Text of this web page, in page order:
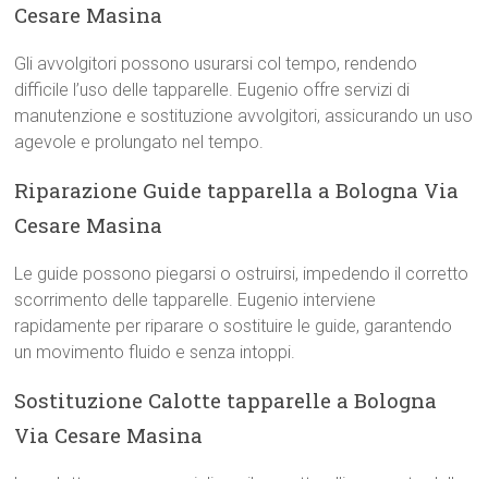
Cesare Masina
Gli avvolgitori possono usurarsi col tempo, rendendo
difficile l’uso delle tapparelle. Eugenio offre servizi di
manutenzione e sostituzione avvolgitori, assicurando un uso
agevole e prolungato nel tempo.
Riparazione Guide tapparella a Bologna Via
Cesare Masina
Le guide possono piegarsi o ostruirsi, impedendo il corretto
scorrimento delle tapparelle. Eugenio interviene
rapidamente per riparare o sostituire le guide, garantendo
un movimento fluido e senza intoppi.
Sostituzione Calotte tapparelle a Bologna
Via Cesare Masina